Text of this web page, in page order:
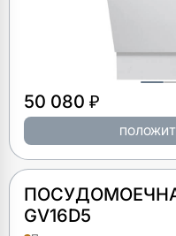
50 080 ₽
GV16D5